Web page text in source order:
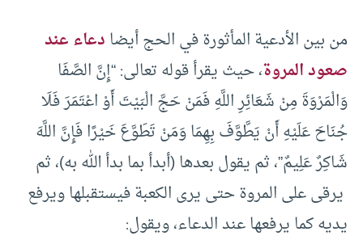
من بين الأدعية المأثورة في الحج أيضادعاء عند
صعود المروة، حيث يقرأ قوله تعالى: “إِنَّ الصَّفَا
وَالْمَرْوَةَ مِنْ شَعَائِرِ اللَّهِ فَمَنْ حَجَّ الْبَيْتَ أَوْ اعْتَمَرَ فَلَا
جُنَاحَ عَلَيْهِ أَنْ يَطَّوَّفَ بِهِمَا وَمَنْ تَطَوَّعَ خَيْرًا فَإِنَّ اللَّهَ
شَاكِرٌ عَلِيمٌ”، ثم يقول بعدها (أبدأ بما بدأ الله به)، ثم
يرقى على المروة حتى يرى الكعبة فيستقبلها ويرفع
يديه كما يرفعها عند الدعاء، ويقول: